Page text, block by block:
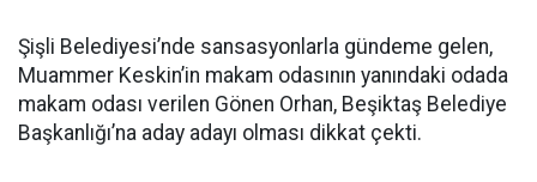
Şişli Belediyesi’nde sansasyonlarla gündeme gelen,
Muammer Keskin’in makam odasının yanındaki odada
makam odası verilen Gönen Orhan, Beşiktaş Belediye
Başkanlığı’na aday adayı olması dikkat çekti.